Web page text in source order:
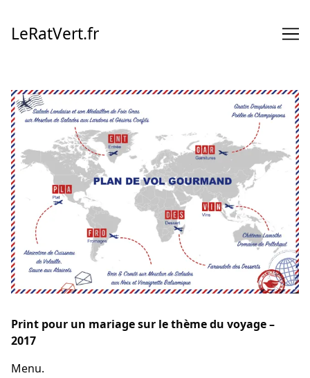
Content
LeRatVert.fr
Print pour un mariage sur le thème du voyage –
2017
Menu.